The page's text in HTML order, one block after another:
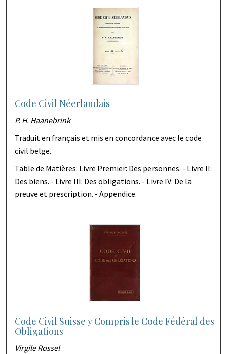
Code Civil Néerlandais
P. H. Haanebrink
Traduit en français et mis en concordance avec le code
civil belge.
Table de Matières: Livre Premier: Des personnes. - Livre II:
Des biens. - Livre III: Des obligations. - Livre IV: De la
preuve et prescription. - Appendice.
Code Civil Suisse y Compris le Code Fédéral des
Obligations
Virgile Rossel